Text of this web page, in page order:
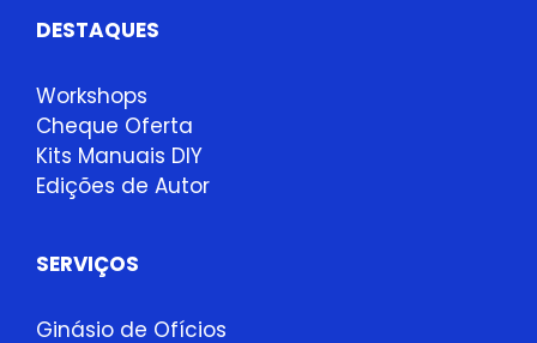
DESTAQUES
Workshops
Cheque Oferta
Kits Manuais DIY
Edições de Autor
SERVIÇOS
Ginásio de Ofícios